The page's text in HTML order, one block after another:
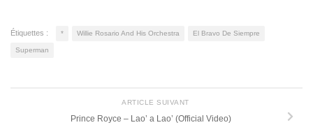
Étiquettes : * Willie Rosario And His Orchestra El Bravo De Siempre
Superman
ARTICLE SUIVANT
Prince Royce – Lao’ a Lao’ (Official Video)